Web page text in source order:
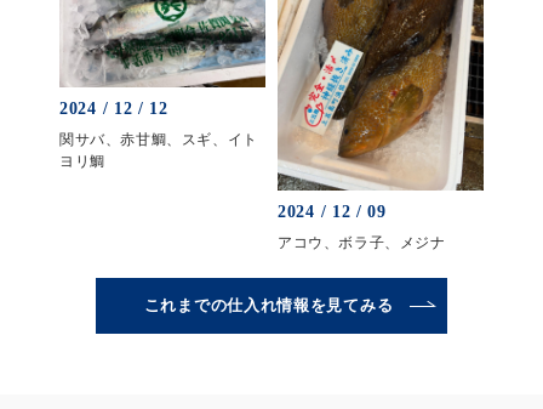
2024 / 12 / 12
関サバ、赤甘鯛、スギ、イト
ヨリ鯛
2024 / 12 / 09
アコウ、ボラ子、メジナ
これまでの仕入れ情報を見てみる